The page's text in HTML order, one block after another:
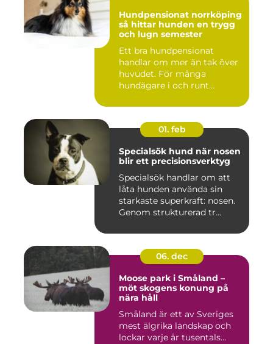
Hundpensionat norrköping
så hittar hunden en trygg
och lugn semester
Ett bra hundpensionat
handlar om mer än tak över
huvudet. För många
hundägare i och runt
01. feb
Specialsök hund när nosen
blir ett precisionsverktyg
Specialsök handlar om att
låta hunden använda sin
starkaste superkraft: nosen.
Genom strukturerad tr...
06. dec
Moose park i Småland –
möt skogens konung på
nära håll
Småland är ett av Sveriges
mest älgrika landskap och
lockar varje år tusentals...